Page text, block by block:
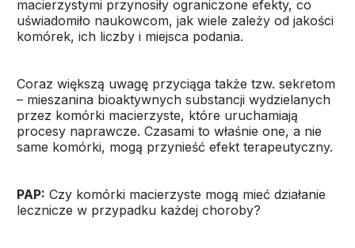
macierzystymi przynosiły ograniczone efekty, co
uświadomiło naukowcom, jak wiele zależy od jakości
komórek, ich liczby i miejsca podania.
Coraz większą uwagę przyciąga także tzw. sekretom
– mieszanina bioaktywnych substancji wydzielanych
przez komórki macierzyste, które uruchamiają
procesy naprawcze. Czasami to właśnie one, a nie
same komórki, mogą przynieść efekt terapeutyczny.
PAP: Czy komórki macierzyste mogą mieć działanie
lecznicze w przypadku każdej choroby?